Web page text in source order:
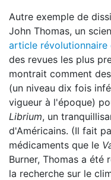
Autre exemple de
John Thomas, un
article révolutionnaire
des revues les plus
montrait comment
(un niveau dix fois
vigueur à l'époque)
Librium, un
d'Américains. (Il fait
médicaments que le
Burner, Thomas a été
la recherche sur le